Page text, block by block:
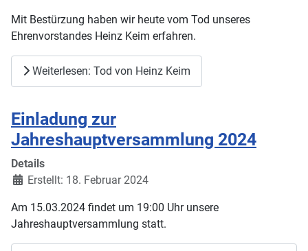
Mit Bestürzung haben wir heute vom Tod unseres
Ehrenvorstandes Heinz Keim erfahren.
Weiterlesen: Tod von Heinz Keim
Einladung zur
Jahreshauptversammlung 2024
Details
Erstellt: 18. Februar 2024
Am 15.03.2024 findet um 19:00 Uhr unsere
Jahreshauptversammlung statt.